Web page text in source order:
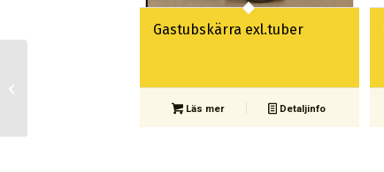
Gastubskärra exl.tuber
Läs mer Detaljinfo